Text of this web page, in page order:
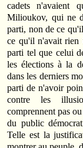
cadets n'avaient
Milioukov, qui ne
parti, non de ce
ce qu'il n'avait rien
parti tel que celui
les élections à la
dans les derniers
parti de n'avoir
contre les
comprennent pas
du public
Telle est la